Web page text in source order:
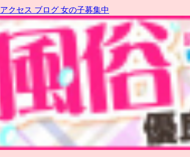
アクセス ブログ 女の子募集中